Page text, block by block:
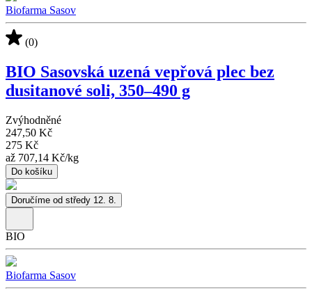
Biofarma Sasov
(0)
BIO Sasovská uzená vepřová plec bez
dusitanové soli, 350–490 g
Zvýhodněné
247,50 Kč
275 Kč
až 707,14 Kč/kg
Do košíku
Doručíme od středy 12. 8.
BIO
Biofarma Sasov